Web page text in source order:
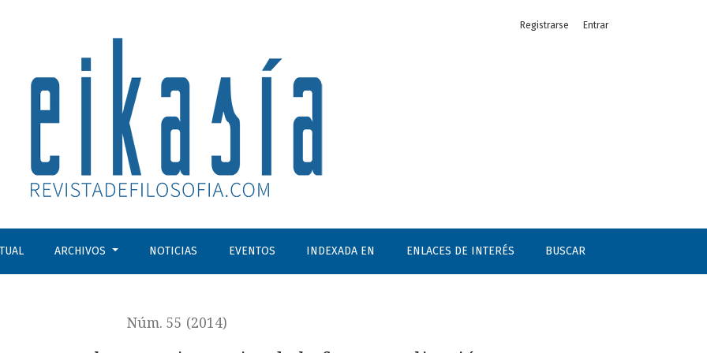
la fenomenalización
Registrarse Entrar
ARCHIVOS NOTICIAS EVENTOS INDEXADA EN ENLACES DE INTERÉS BUSCAR
Núm. 55 (2014)